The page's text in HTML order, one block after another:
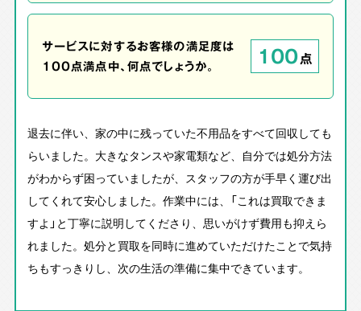
サービスに対するお客様の満足度は
100点満点中、何点でしょうか。
100点
退去に伴い、家の中に残っていた不用品をすべて回収しても
らいました。大きなタンスや家電類など、自分では処分方法
がわからず困っていましたが、スタッフの方が手早く運び出
してくれて安心しました。作業中には、「これは買取できま
すよ」と丁寧に説明してくださり、思いがけず費用も抑えら
れました。処分と買取を同時に進めていただけたことで気持
ちもすっきりし、次の生活の準備に集中できています。